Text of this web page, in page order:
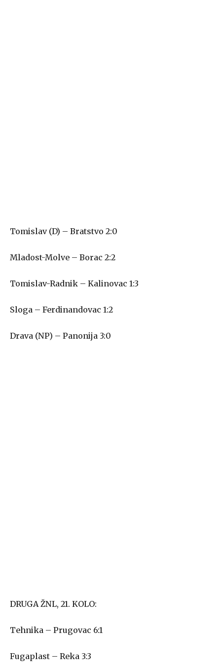
Tomislav (D) – Bratstvo 2:0
Mladost-Molve – Borac 2:2
Tomislav-Radnik – Kalinovac 1:3
Sloga – Ferdinandovac 1:2
Drava (NP) – Panonija 3:0
DRUGA ŽNL, 21. KOLO:
Tehnika – Prugovac 6:1
Fugaplast – Reka 3:3